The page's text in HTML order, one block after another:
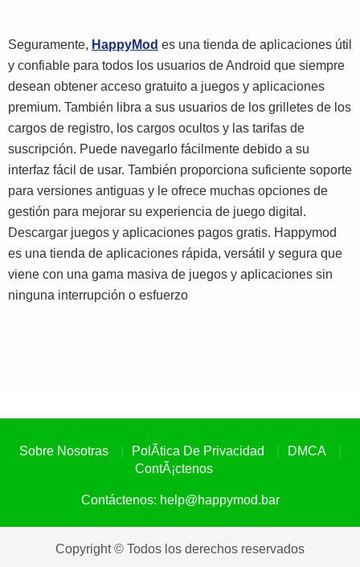
Seguramente, HappyMod es una tienda de aplicaciones útil
y confiable para todos los usuarios de Android que siempre
desean obtener acceso gratuito a juegos y aplicaciones
premium. También libra a sus usuarios de los grilletes de los
cargos de registro, los cargos ocultos y las tarifas de
suscripción. Puede navegarlo fácilmente debido a su
interfaz fácil de usar. También proporciona suficiente soporte
para versiones antiguas y le ofrece muchas opciones de
gestión para mejorar su experiencia de juego digital.
Descargar juegos y aplicaciones pagos gratis. Happymod
es una tienda de aplicaciones rápida, versátil y segura que
viene con una gama masiva de juegos y aplicaciones sin
ninguna interrupción o esfuerzo
Sobre Nosotras PolÃ­tica De Privacidad
DMCA
ContÃ¡ctenos
Contáctenos: help@happymod.bar
Copyright © Todos los derechos reservados